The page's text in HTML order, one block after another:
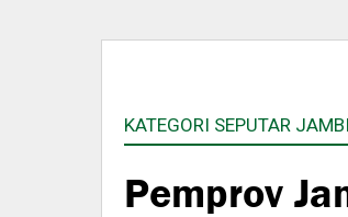
KATEGORI SEPUTAR JAMBI
Pemprov